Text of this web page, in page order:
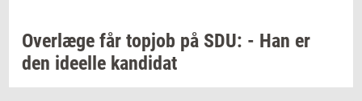
Over­læ­ge får topjob på SDU: - Han er
den ide­el­le kan­di­dat